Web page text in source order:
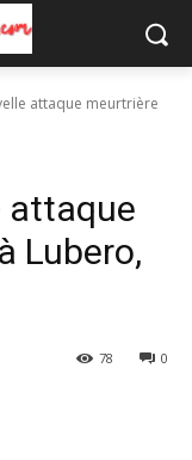
attaque meurtrière
attaque
Lubero,
0
78